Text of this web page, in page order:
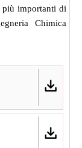
più importanti di
Chimica